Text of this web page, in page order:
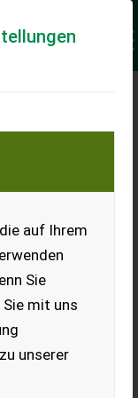
auf Ihrem
Sie
mit uns
unserer
–